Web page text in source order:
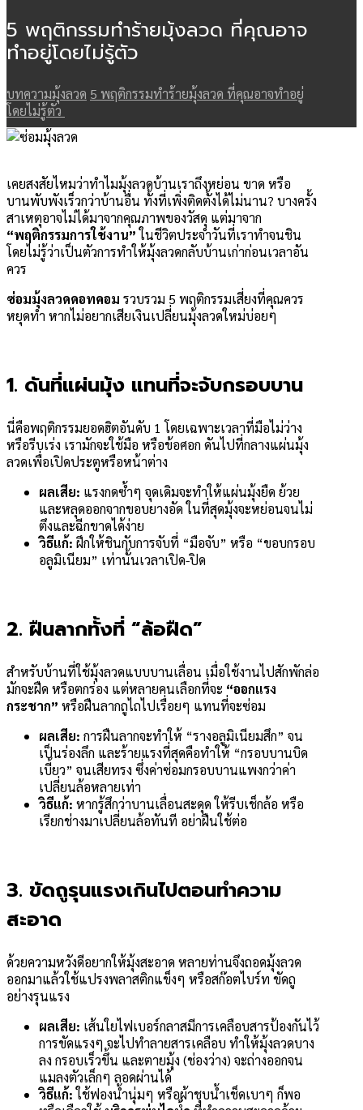
5 พฤติกรรมทำร้ายมุ้งลวด ที่คุณอาจ
ทำอยู่โดยไม่รู้ตัว
บทความมุ้งลวด 5 พฤติกรรมทำร้ายมุ้งลวด ที่คุณอาจทำอยู่
โดยไม่รู้ตัว
เคยสงสัยไหมว่าทำไมมุ้งลวดบ้านเราถึงหย่อน ขาด หรือ
บานพับพังเร็วกว่าบ้านอื่น ทั้งที่เพิ่งติดตั้งได้ไม่นาน? บางครั้ง
สาเหตุอาจไม่ได้มาจากคุณภาพของวัสดุ แต่มาจาก
“พฤติกรรมการใช้งาน”ในชีวิตประจำวันที่เราทำจนชิน
โดยไม่รู้ว่าเป็นตัวการทำให้มุ้งลวดกลับบ้านเก่าก่อนเวลาอัน
ควร
ซ่อมมุ้งลวดดอทคอม รวบรวม 5 พฤติกรรมเสี่ยงที่คุณควร
หยุดทำ หากไม่อยากเสียเงินเปลี่ยนมุ้งลวดใหม่บ่อยๆ
1. ดันที่แผ่นมุ้ง แทนที่จะจับกรอบบาน
นี่คือพฤติกรรมยอดฮิตอันดับ 1 โดยเฉพาะเวลาที่มือไม่ว่าง
หรือรีบเร่ง เรามักจะใช้มือ หรือข้อศอก ดันไปที่กลางแผ่นมุ้ง
ลวดเพื่อเปิดประตูหรือหน้าต่าง
ผลเสีย: แรงกดซ้ำๆ จุดเดิมจะทำให้แผ่นมุ้งยืด ย้วย
และหลุดออกจากขอบยางอัด ในที่สุดมุ้งจะหย่อนจนไม่
ตึงและฉีกขาดได้ง่าย
วิธีแก้: ฝึกให้ชินกับการจับที่ “มือจับ” หรือ “ขอบกรอบ
อลูมิเนียม” เท่านั้นเวลาเปิด-ปิด
2. ฝืนลากทั้งที่ “ล้อฝืด”
สำหรับบ้านที่ใช้มุ้งลวดแบบบานเลื่อน เมื่อใช้งานไปสักพักล่อ
มักจะฝืด หรือตกร่อง แต่หลายคนเลือกที่จะ “ออกแรง
กระชาก” หรือฝืนลากถูไถไปเรื่อยๆ แทนที่จะซ่อม
ผลเสีย: การฝืนลากจะทำให้ “รางอลูมิเนียมสึก” จน
เป็นร่องลึก และร้ายแรงที่สุดคือทำให้ “กรอบบานบิด
เบี้ยว” จนเสียทรง ซึ่งค่าซ่อมกรอบบานแพงกว่าค่า
เปลี่ยนล้อหลายเท่า
วิธีแก้: หากรู้สึกว่าบานเลื่อนสะดุด ให้รีบเช็กล้อ หรือ
เรียกช่างมาเปลี่ยนล้อทันที อย่าฝืนใช้ต่อ
3. ขัดถูรุนแรงเกินไปตอนทำความ
สะอาด
ด้วยความหวังดีอยากให้มุ้งสะอาด หลายท่านจึงถอดมุ้งลวด
ออกมาแล้วใช้แปรงพลาสติกแข็งๆ หรือสก๊อตไบร์ท ขัดถู
อย่างรุนแรง
ผลเสีย: เส้นใยไฟเบอร์กลาสมีการเคลือบสารป้องกันไว้
การขัดแรงๆ จะไปทำลายสารเคลือบ ทำให้มุ้งลวดบาง
ลง กรอบเร็วขึ้น และตายมุ้ง (ช่องว่าง) จะถ่างออกจน
แมลงตัวเล็กๆ ลอดผ่านได้
วิธีแก้:ใช้ฟองน้ำนุ่มๆ หรือผ้าชุบน้ำเช็ดเบาๆ ก็พอ